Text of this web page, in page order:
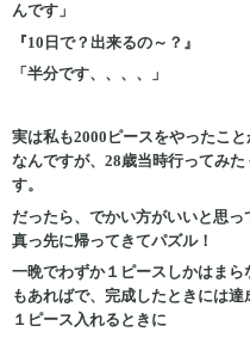
んです」
『10日で？出来るの～？』
「半分です、、、、」
実は私も2000ピースをやったこ
なんですが、28歳当時行ってみ
す。
だったら、でかい方がいいと思
真っ先に帰ってきてパズル！
一晩でわずか１ピースしかはま
もあればで、完成したときには
１ピース入れるときに